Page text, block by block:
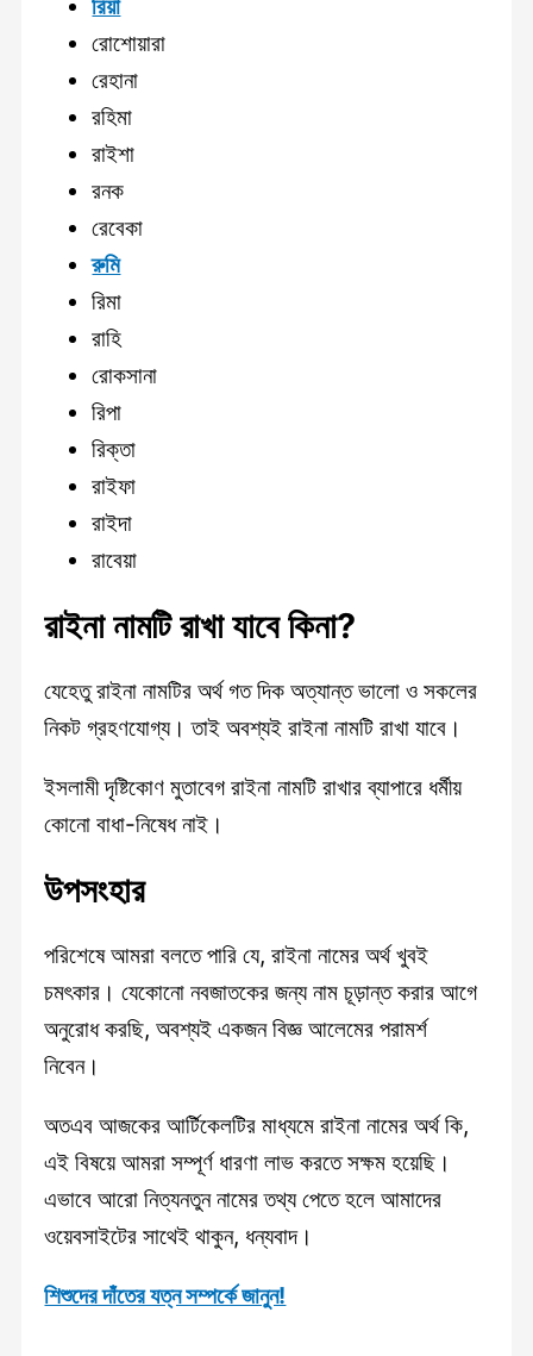
রিয়া
রোশোয়ারা
রেহানা
রহিমা
রাইশা
রনক
রেবেকা
রুমি
রিমা
রাহি
রোকসানা
রিপা
রিক্তা
রাইফা
রাইদা
রাবেয়া
রাইনা নামটি রাখা যাবে কিনা?
যেহেতু রাইনা নামটির অর্থ গত দিক অত্যান্ত ভালো ও সকলের
নিকট গ্রহণযোগ্য। তাই অবশ্যই রাইনা নামটি রাখা যাবে।
ইসলামী দৃষ্টিকোণ মুতাবেগ রাইনা নামটি রাখার ব্যাপারে ধর্মীয়
কোনো বাধা-নিষেধ নাই।
উপসংহার
পরিশেষে আমরা বলতে পারি যে, রাইনা নামের অর্থ খুবই
চমৎকার। যেকোনো নবজাতকের জন্য নাম চূড়ান্ত করার আগে
অনুরোধ করছি, অবশ্যই একজন বিজ্ঞ আলেমের পরামর্শ
নিবেন।
অতএব আজকের আর্টিকেলটির মাধ্যমে রাইনা নামের অর্থ কি,
এই বিষয়ে আমরা সম্পূর্ণ ধারণা লাভ করতে সক্ষম হয়েছি।
এভাবে আরো নিত্যনতুন নামের তথ্য পেতে হলে আমাদের
ওয়েবসাইটের সাথেই থাকুন, ধন্যবাদ।
শিশুদের দাঁতের যত্ন সম্পর্কে জানুন!